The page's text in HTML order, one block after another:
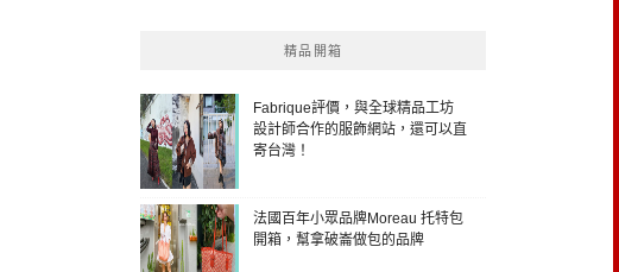
精品開箱
Fabrique評價，與全球精品工坊
設計師合作的服飾網站，還可以直
寄台灣！
法國百年小眾品牌Moreau 托特包
開箱，幫拿破崙做包的品牌